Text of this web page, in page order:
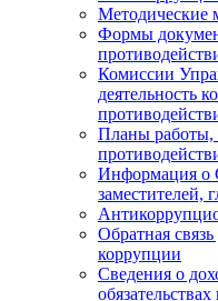
Методические
Формы
Комиссии
деятельность
Планы работы,
Информация о
заместителей,
Обратная
коррупции
Сведения о